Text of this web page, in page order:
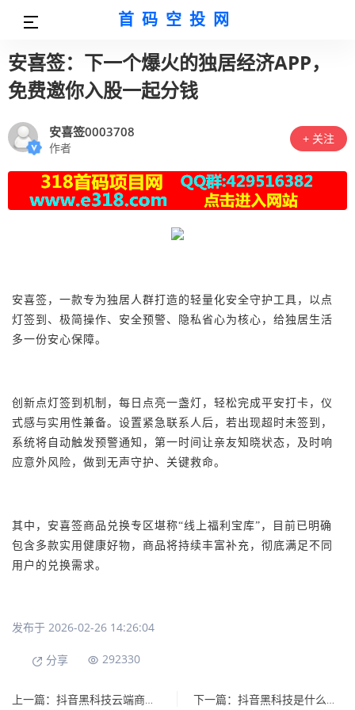
首码空投网
安喜签：下一个爆火的独居经济APP，
免费邀你入股一起分钱
安喜签0003708
作者
+ 关注
安喜签，一款专为独居人群打造的轻量化安全守护工具，以点
灯签到、极简操作、安全预警、隐私省心为核心，给独居生活
多一份安心保障。
创新点灯签到机制，每日点亮一盏灯，轻松完成平安打卡，仪
式感与实用性兼备。设置紧急联系人后，若出现超时未签到，
系统将自动触发预警通知，第一时间让亲友知晓状态，及时响
应意外风险，做到无声守护、关键救命。
其中，安喜签商品兑换专区堪称“线上福利宝库”，目前已明确
包含多款实用健康好物， 商品将持续丰富补充，彻底满足不同
用户的兑换需求。
发布于 2026-02-26 14:26:04
分享 292330
上一篇：抖音黑科技云端商城，站长合伙人，执行力强的来 下一篇：抖音黑科技是什么？快手涨粉丝直播涨粉技巧自助下单网址软件！挂铁软件免费送！招募合伙人！